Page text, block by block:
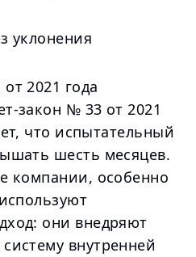
уклонения
2021 года
закон № 33 от 2021
что испытательный
шесть месяцев.
компании, особенно
они внедряют
внутренней